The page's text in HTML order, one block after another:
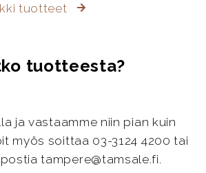
tuotteet
tuotteesta?
ja vastaamme niin pian kuin
myös soittaa 03-3124 4200 tai
tampere@tamsale.fi.